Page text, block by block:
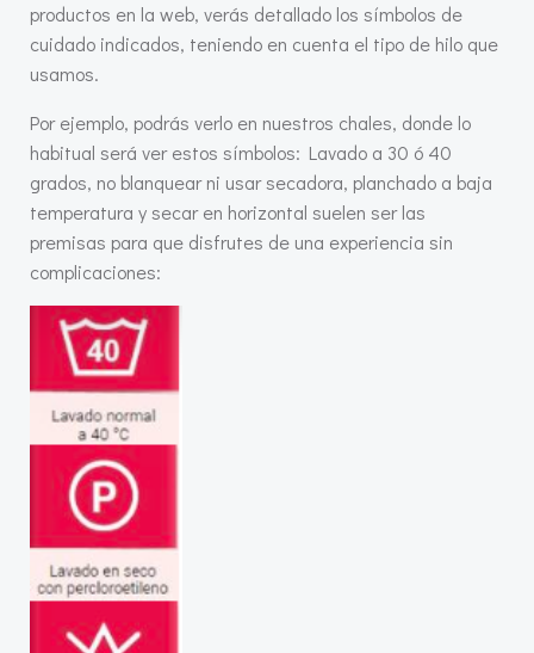
productos en la web, verás detallado los símbolos de
cuidado indicados, teniendo en cuenta el tipo de hilo que
usamos.
Por ejemplo, podrás verlo en nuestros chales, donde lo
habitual será ver estos símbolos: Lavado a 30 ó 40
grados, no blanquear ni usar secadora, planchado a baja
temperatura y secar en horizontal suelen ser las
premisas para que disfrutes de una experiencia sin
complicaciones: